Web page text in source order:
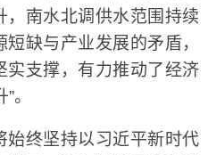
，南水北调供水范围持续
缺与产业发展的矛盾，
实支撑，有力推动了经济
。
终坚持以习近平新时代